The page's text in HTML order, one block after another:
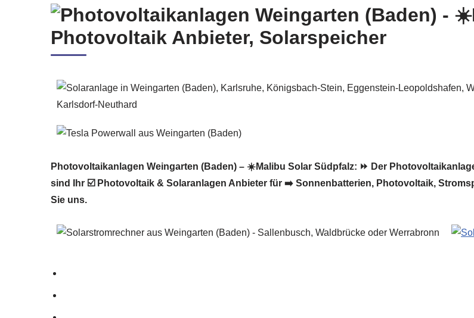
Photovoltaikanlagen Weingarten (Baden) – ☀️Malibu Solar Südpfalz: ⏩ Der
sind Ihr ☑️ Photovoltaik & Solaranlagen Anbieter für ➡️ Sonnenbatterien, Photovoltaik,
Sie uns.